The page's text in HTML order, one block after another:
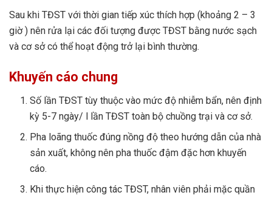
Sau khi TĐST với thời gian tiếp xúc thích hợp (khoảng 2 – 3
giờ ) nên rửa lại các đối tượng được TĐST bằng nước sạch
và cơ sở có thể hoạt động trở lại bình thường.
Khuyến cáo chung
Số lần TĐST tùy thuộc vào mức độ nhiễm bẩn, nên định
kỳ 5-7 ngày/ l lần TĐST toàn bộ chuồng trại và cơ sở.
Pha loãng thuốc đúng nồng độ theo hướng dẫn của nhà
sản xuất, không nên pha thuốc đậm đặc hơn khuyến
cáo.
Khi thực hiện công tác TĐST, nhân viên phải mặc quần